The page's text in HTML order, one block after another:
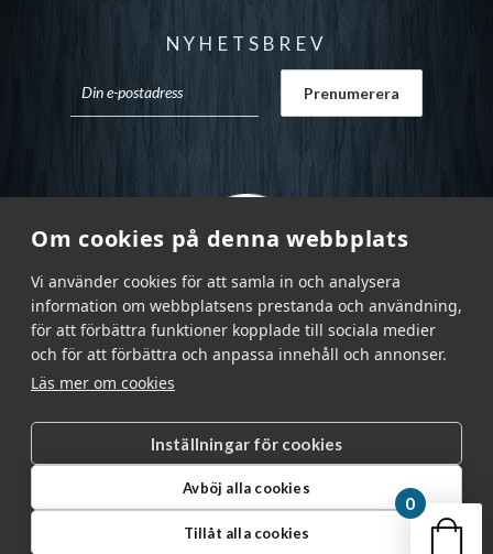
Om cookies på denna webbplats
Vi använder cookies för att samla in och analysera
information om webbplatsens prestanda och användning,
för att förbättra funktioner kopplade till sociala medier
och för att förbättra och anpassa innehåll och annonser.
Läs mer om cookies
Inställningar för cookies
Avböj alla cookies
Tillåt alla cookies
NYHETSBREV
Garnr Sverige AB © 2026 |
info@garnr.se
|
031 - 92 94 92
Din
0